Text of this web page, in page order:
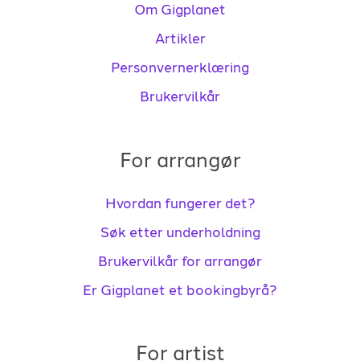
Om Gigplanet
Artikler
Personvernerklæring
Brukervilkår
For arrangør
Hvordan fungerer det?
Søk etter underholdning
Brukervilkår for arrangør
Er Gigplanet et bookingbyrå?
For artist